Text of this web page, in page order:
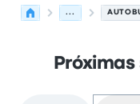
...